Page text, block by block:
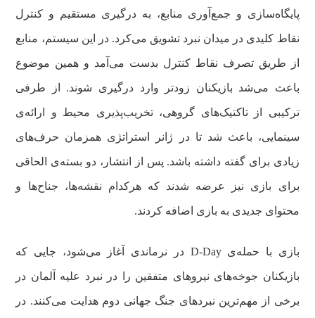
پایگاه‌سازی و جمع‌آوری منابع، به درگیری مستقیم و کنترل
نقاط کلیدی در میدان نبرد تشویق می‌کرد. در این سیستم، منابع
از طریق تصرف نقاط کنترل بدست می‌آمد و همین موضوع
باعث می‌شد بازیکنان زودتر وارد درگیری شوند. از طرفی
ترکیبی از تاکتیک‌های گروهی، تخریب‌پذیری محیط و ارائه‌ی
سینمایی، باعث شد تا در ژانر استراتژی همزمان حرف‌های
زیادی برای گفته داشته باشد. پس از انتشار، دو بسته‌ی الحاقی
برای بازی نیز عرضه شدند که هرکدام نقشه‌ها، جناح‌ها و
محتوای جدیدی به بازی اضافه کردند.
بازی با حمله‌ی D-Day در نرماندی آغاز می‌شود، جایی که
بازیکنان جوخه‌های نیروهای متفقین را در نبرد علیه آلمان در
برخی از مهم‌ترین نبردهای جنگ جهانی دوم هدایت می‌کنند. در